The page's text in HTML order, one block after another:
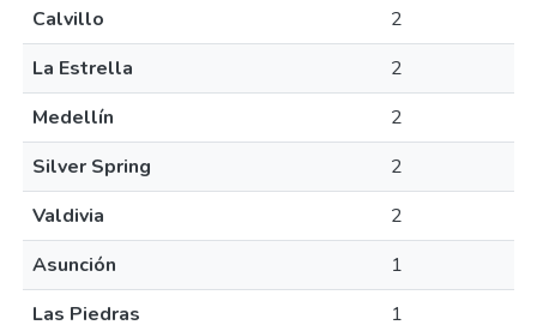
Calvillo
2
La Estrella
2
Medellín
2
Silver Spring
2
Valdivia
2
Asunción
1
Las Piedras
1